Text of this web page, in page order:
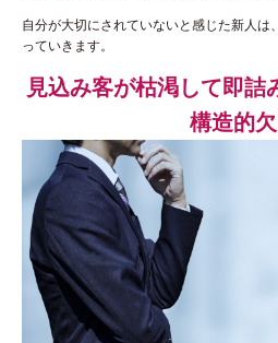
自分が大切にされていないと感じた新人は
っていきます。
見込み客が枯渇して即詰
構造的